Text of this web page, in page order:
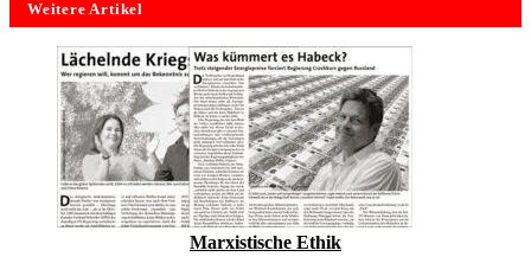
Weitere Artikel
Marxistische Ethik